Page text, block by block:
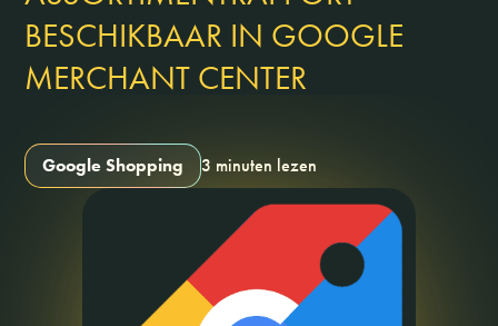
BESCHIKBAAR IN GOOGLE
MERCHANT CENTER
Google Shopping 3 minuten lezen